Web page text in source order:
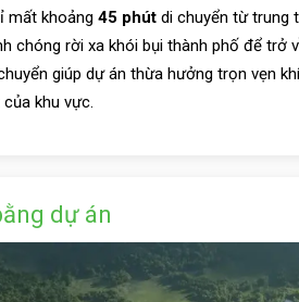
mất khoảng 45 phút di chuyển từ trung
chóng rời xa khói bụi thành phố để trở
giúp dự án thừa hưởng trọn vẹn
khu vực.
dự án